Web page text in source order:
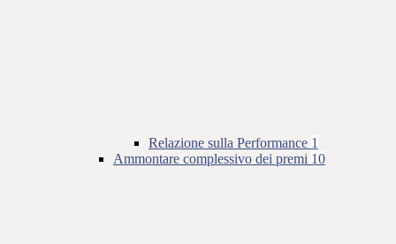
Relazione sulla Performance 1
Ammontare complessivo dei premi 10